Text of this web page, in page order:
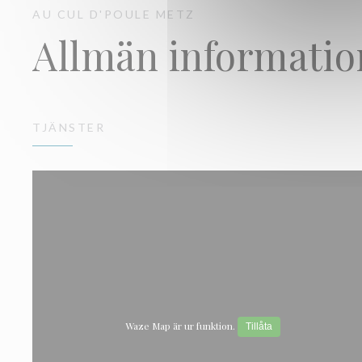
AU CUL D'POULE METZ
Allmän
TJÄNSTER
Waze Map är ur funktion. Tillåta